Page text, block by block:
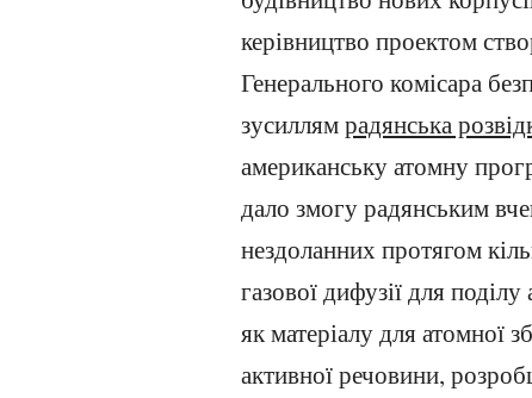
керівництво проектом
Генерального комісара
зусиллямрадянська
американську атомну
дало змогу радянським
нездоланних протягом
газової дифузії для
як матеріалу для атомної
активної речовини,